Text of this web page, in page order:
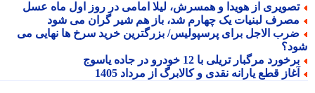
از هویدا و همسرش، لیلا امامی در روز اول ماه عسل
لبنیات یک چهارم شد، باز هم شیر گران می شود
الاجل برای پرسپولیس/ بزرگترین خرید سرخ ها نهایی می
مرگبار تریلی با 12 خودرو در جاده یاسوج
قطع یارانه نقدی و کالابرگ از مرداد 1405